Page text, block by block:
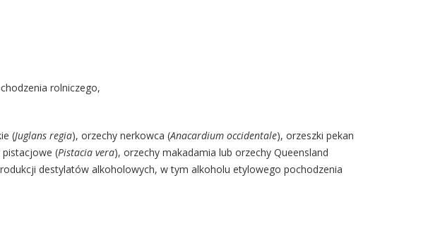
rolniczego,
(Juglans regia), orzechy nerkowca (Anacardium occidentale), orzeszki pekan
(Pistacia vera), orzechy makadamia lub orzechy Queensland
destylatów alkoholowych, w tym alkoholu etylowego pochodzenia